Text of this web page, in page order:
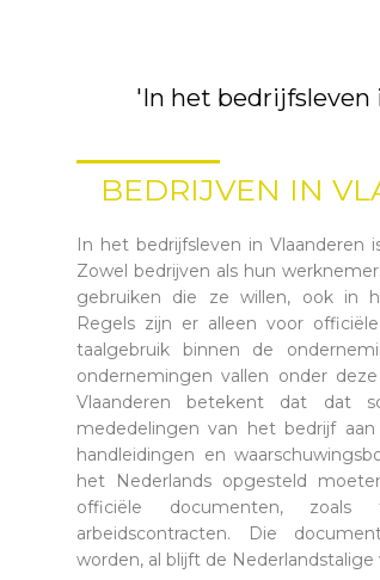
'In het bedrijfsleven
BEDRIJVEN IN
In het bedrijfsleven in Vlaanderen
Zowel bedrijven als hun
gebruiken die ze willen, ook in
Regels zijn er alleen voor
taalgebruik binnen de
ondernemingen vallen onder
Vlaanderen betekent dat dat
mededelingen van het bedrijf
handleidingen en
het Nederlands opgesteld
officiële documenten, zoals
arbeidscontracten. Die
worden, al blijft de